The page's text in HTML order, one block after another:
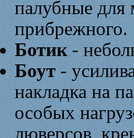
палубные для
прибрежного.
Ботик-
Боут-
накладка на
особых
люверсов,